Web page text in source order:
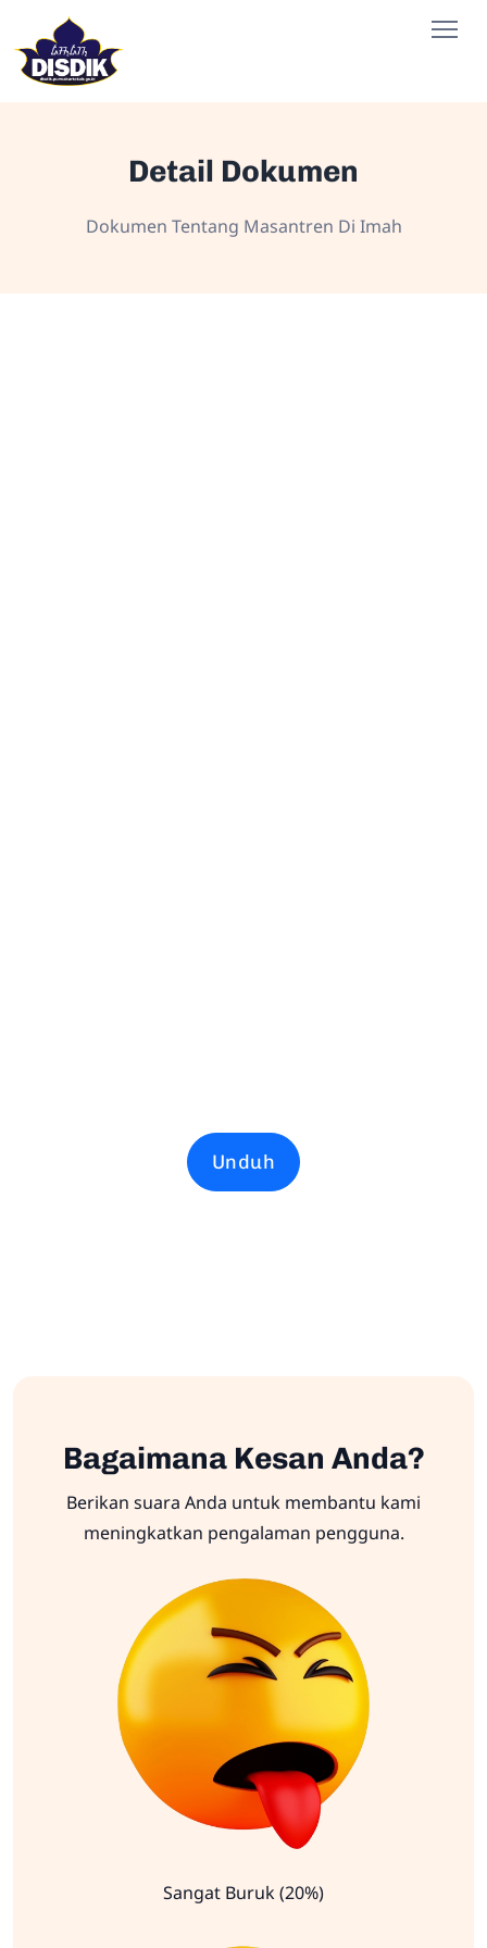
Detail Dokumen
Dokumen Tentang Masantren Di Imah
Unduh
Bagaimana Kesan Anda?
Berikan suara Anda untuk membantu kami
meningkatkan pengalaman pengguna.
Sangat Buruk (20%)